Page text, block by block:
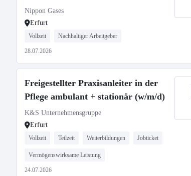
Nippon Gases
Erfurt
Vollzeit Nachhaltiger Arbeitgeber
28.07.2026
Freigestellter Praxisanleiter in der
Pflege ambulant + stationär (w/m/d)
K&S Unternehmensgruppe
Erfurt
Vollzeit Teilzeit Weiterbildungen Jobticket
Vermögenswirksame Leistung
24.07.2026